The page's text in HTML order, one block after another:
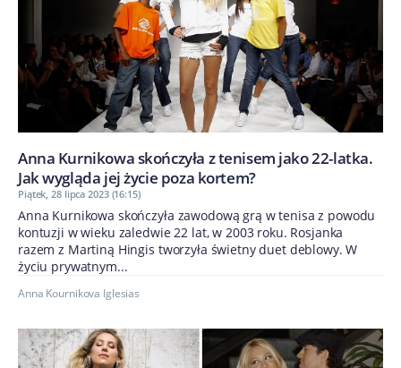
Anna Kurnikowa skończyła z tenisem jako 22-latka.
Jak wygląda jej życie poza kortem?
Piątek, 28 lipca 2023 (16:15)
Anna Kurnikowa skończyła zawodową grą w tenisa z powodu
kontuzji w wieku zaledwie 22 lat, w 2003 roku. Rosjanka
razem z Martiną Hingis tworzyła świetny duet deblowy. W
życiu prywatnym...
Anna Kournikova Iglesias